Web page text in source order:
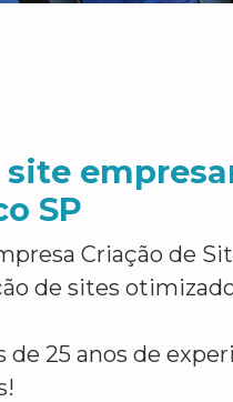
site
SP
Criação de
de sites
de 25 anos de